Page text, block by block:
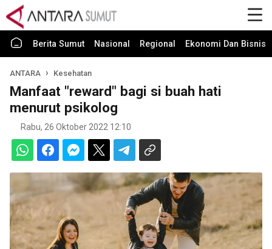
Berita Sumut Nasional Regional Ekonomi Dan Bisnis
ANTARA Kesehatan
Manfaat "reward" bagi si buah hati
menurut psikolog
Rabu, 26 Oktober 2022 12:10